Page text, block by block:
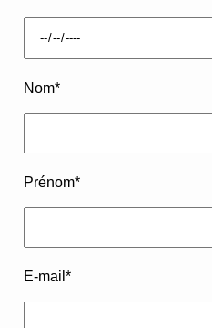
Nom*
Prénom*
E-mail*